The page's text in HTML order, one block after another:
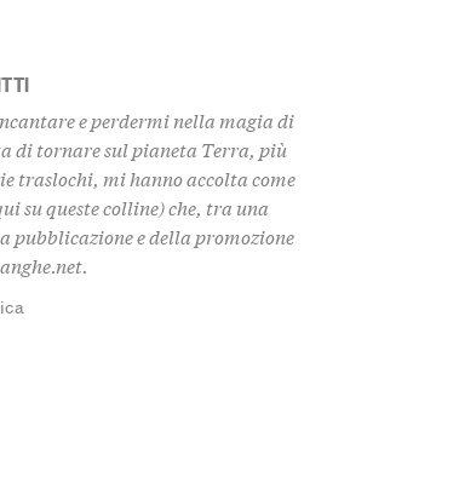
e perdermi nella magia di
di tornare sul pianeta Terra, più
traslochi, mi hanno accolta come
su queste colline) che, tra una
pubblicazione e della promozione